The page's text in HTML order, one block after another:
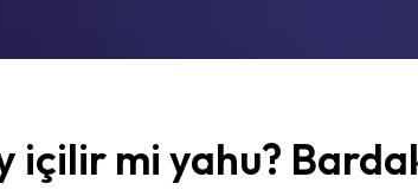
içilir mi yahu?